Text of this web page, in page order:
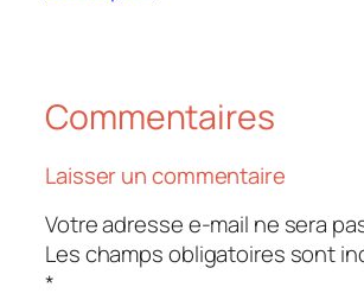
Commentaires
Laisser un commentaire
Votre adresse e-mail ne sera
Les champs obligatoires sont
*